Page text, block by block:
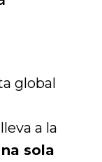
global
a la
sola